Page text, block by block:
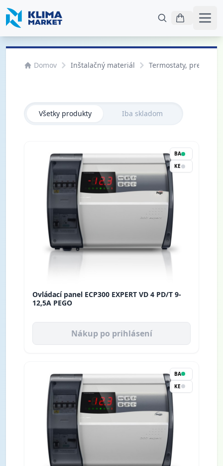
Domov Inštalačný materiál Termostaty,
Všetky produkty Iba skladom
BA
KE
Ovládací panel ECP300 EXPERT VD 4 PD/T 9-
12,5A PEGO
Nákup po prihlásení
BA
KE